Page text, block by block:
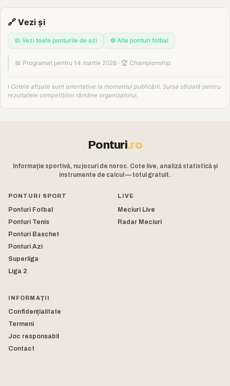
🔗 Vezi și
📅 Vezi toate ponturile de azi ⚽ Alte ponturi fotbal
📅 Programat pentru 14 martie 2026 · 🏆 Championship
ℹ️ Cotele afișate sunt orientative la momentul publicării. Sursa oficială pentru
rezultatele competițiilor rămâne organizatorul.
Ponturi.ro
Informație sportivă, nu jocuri de noroc. Cote live, analiză statistică și
instrumente de calcul — totul gratuit.
PONTURI SPORT
Ponturi Fotbal
Ponturi Tenis
Ponturi Baschet
Ponturi Azi
Superliga
Liga 2
LIVE
Meciuri Live
Radar Meciuri
INFORMAȚII
Confidențialitate
Termeni
Joc responsabil
Contact